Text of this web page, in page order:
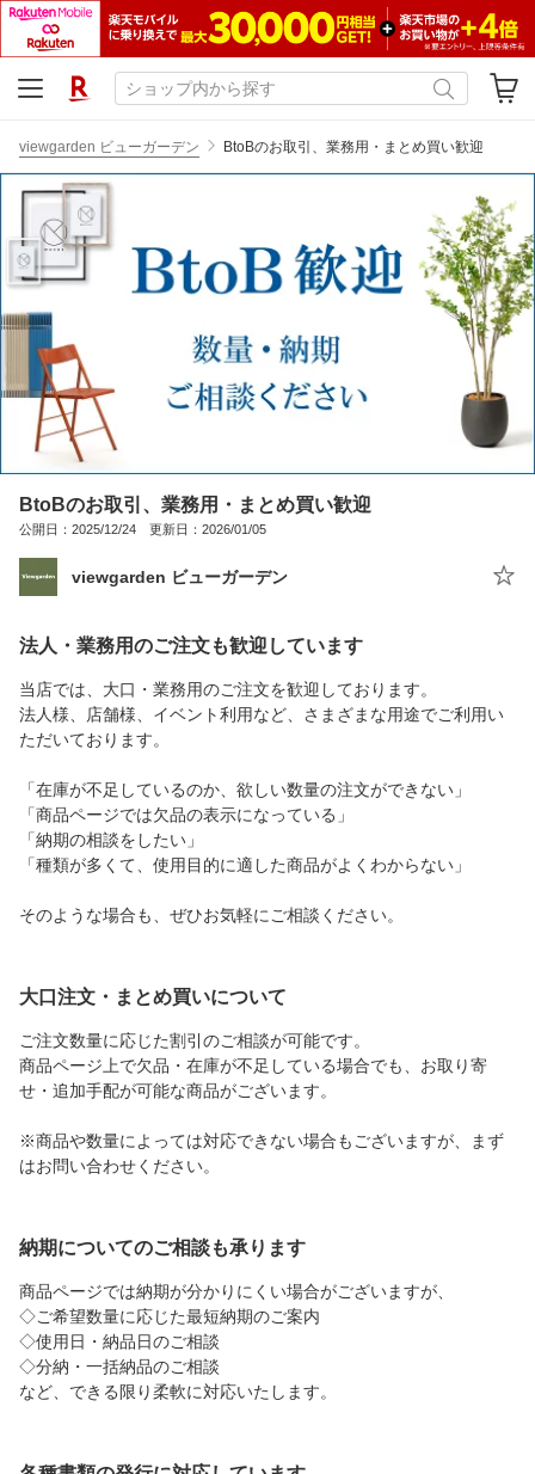
viewgarden ビューガーデン BtoBのお取引、業務用・まとめ買い歓迎
BtoBのお取引、業務用・まとめ買い歓迎
公開日：2025/12/24 更新日：2026/01/05
viewgarden ビューガーデン
法人・業務用のご注文も歓迎しています
当店では、大口・業務用のご注文を歓迎しております。
法人様、店舗様、イベント利用など、さまざまな用途でご利用い
ただいております。
「在庫が不足しているのか、欲しい数量の注文ができない」
「商品ページでは欠品の表示になっている」
「納期の相談をしたい」
「種類が多くて、使用目的に適した商品がよくわからない」
そのような場合も、ぜひお気軽にご相談ください。
大口注文・まとめ買いについて
ご注文数量に応じた割引のご相談が可能です。
商品ページ上で欠品・在庫が不足している場合でも、お取り寄
せ・追加手配が可能な商品がございます。
※商品や数量によっては対応できない場合もございますが、まず
はお問い合わせください。
納期についてのご相談も承ります
商品ページでは納期が分かりにくい場合がございますが、
◇ご希望数量に応じた最短納期のご案内
◇使用日・納品日のご相談
◇分納・一括納品のご相談
など、できる限り柔軟に対応いたします。